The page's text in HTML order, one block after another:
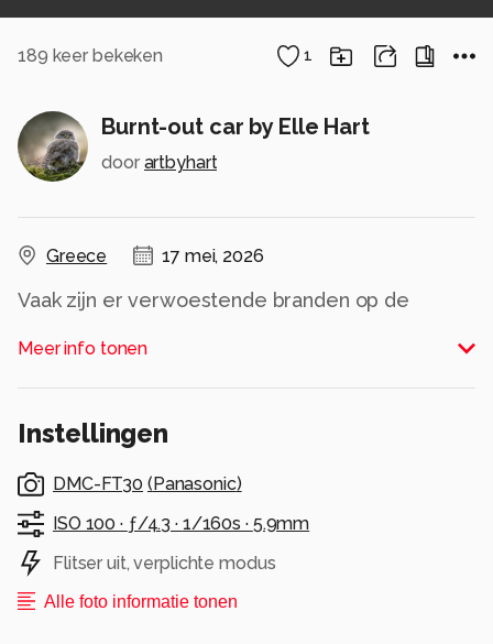
189 keer bekeken 1
Burnt-out car by Elle Hart
door artbyhart
Greece 17 mei, 2026
Vaak zijn er verwoestende branden op de
lievelingseilanden trof ik dit uitgebrande
benzinestation aan met nog een auto voor de
gekomen. De aanblik van die auto heeft diepe
verbrande natuurschoon.
Elle Hart
Alle rechten voorbehouden
Meer info tonen
Instellingen
DMC-FT30 ( Panasonic)
ISO 100 · ƒ/4.3 · 1/160s · 5.9mm
Flitser uit, verplichte modus
Alle foto informatie tonen